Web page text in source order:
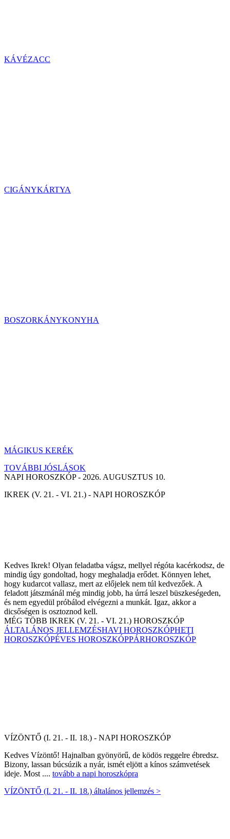
KÁVÉZACC
CIGÁNYKÁRTYA
BOSZORKÁNYKONYHA
MÁGIKUS KERÉK
TOVÁBBI JÓSLÁSOK
NAPI HOROSZKÓP - 2026. AUGUSZTUS 10.
IKREK (V. 21. - VI. 21.) - NAPI HOROSZKÓP
Kedves Ikrek! Olyan feladatba vágsz, mellyel régóta kacérkodsz, de
mindig úgy gondoltad, hogy meghaladja erődet. Könnyen lehet,
hogy kudarcot vallasz, mert az előjelek nem túl kedvezőek. A
feladott játszmánál még mindig jobb, ha úrrá leszel büszkeségeden,
és nem egyedül próbálod elvégezni a munkát. Igaz, akkor a
dicsőségen is osztoznod kell.
MÉG TÖBB IKREK (V. 21. - VI. 21.) HOROSZKÓP
ÁLTALÁNOS JELLEMZÉSHAVI HOROSZKÓPHETI
HOROSZKÓPÉVES HOROSZKÓPPÁRHOROSZKÓP
VÍZÖNTŐ (I. 21. - II. 18.) - NAPI HOROSZKÓP
Kedves Vízöntő! Hajnalban gyönyörű, de ködös reggelre ébredsz.
Bizony, lassan búcsúzik a nyár, ismét eljött a kínos számvetések
ideje. Most .... tovább a napi horoszkópra
VÍZÖNTŐ (I. 21. - II. 18.) általános jellemzés >